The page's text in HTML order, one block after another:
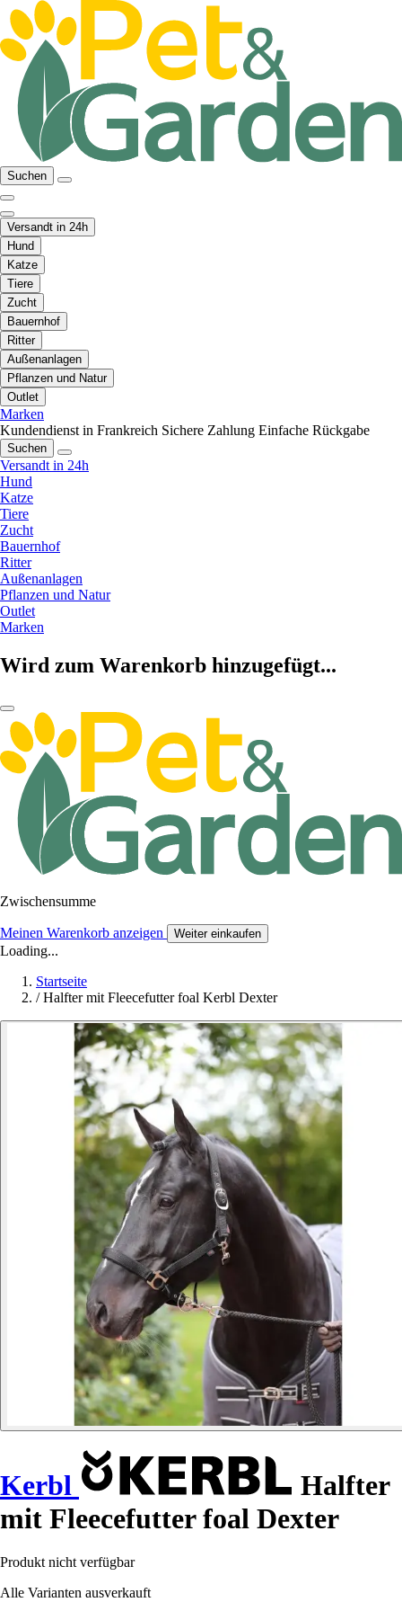
Suchen
Versandt in 24h
Hund
Katze
Tiere
Zucht
Bauernhof
Ritter
Außenanlagen
Pflanzen und Natur
Outlet
Marken
Kundendienst in Frankreich Sichere Zahlung Einfache Rückgabe
Suchen
Versandt in 24h
Hund
Katze
Tiere
Zucht
Bauernhof
Ritter
Außenanlagen
Pflanzen und Natur
Outlet
Marken
Wird zum Warenkorb hinzugefügt...
Zwischensumme
Meinen Warenkorb anzeigen Weiter einkaufen
Loading...
Startseite
/ Halfter mit Fleecefutter foal Kerbl Dexter
Kerbl
Halfter
mit Fleecefutter foal Dexter
Produkt nicht verfügbar
Alle Varianten ausverkauft